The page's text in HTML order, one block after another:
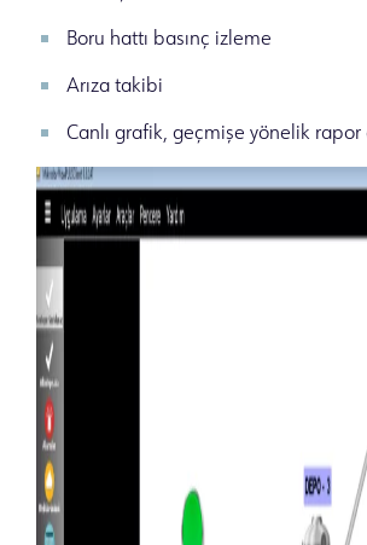
Boru hattı basınç izleme
Arıza takibi
Canlı grafik, geçmişe yönelik rapor